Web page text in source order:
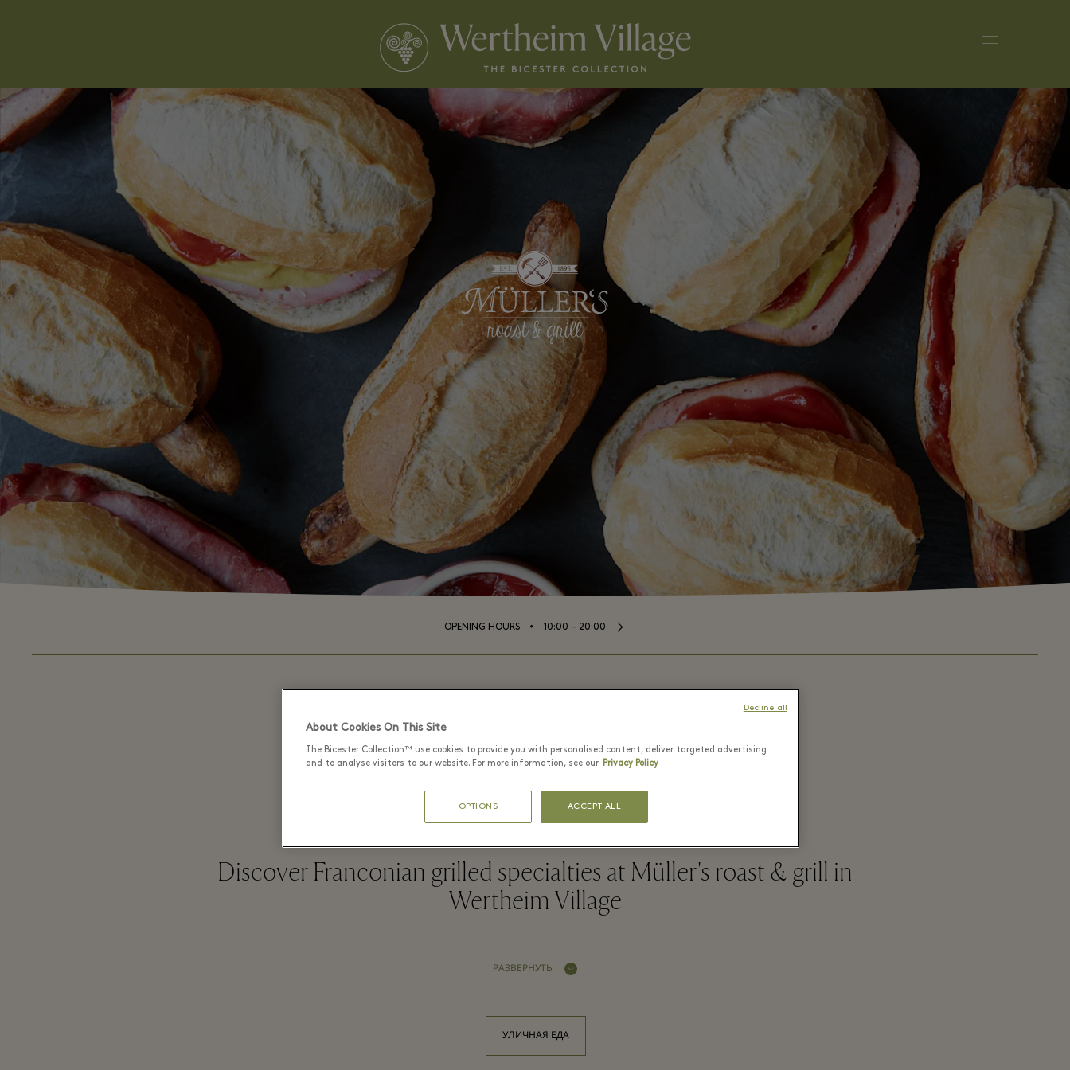
OPENING HOURS ⬩ 10:00 – 20:00
Müller's roast & grill - Wertheim Village
Discover Franconian grilled specialties at Müller's roast & grill in
Wertheim Village
РАЗВЕРНУТЬ
УЛИЧНАЯ ЕДА
About Cookies On This Site
The Bicester Collection™ use cookies to provide you with personalised content, deliver targeted advertising
and to analyse visitors to our website. For more information, see our Privacy Policy
OPTIONS ACCEPT ALL
Decline all